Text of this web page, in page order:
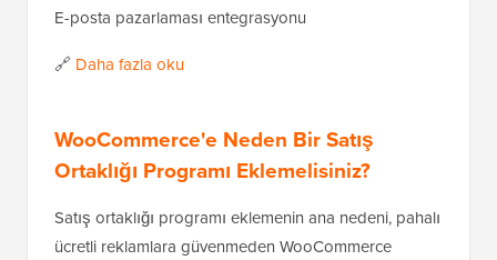
E-posta pazarlaması entegrasyonu
🔗 Daha fazla oku
WooCommerce'e Neden Bir Satış
Ortaklığı Programı Eklemelisiniz?
Satış ortaklığı programı eklemenin ana nedeni, pahalı
ücretli reklamlara güvenmeden WooCommerce